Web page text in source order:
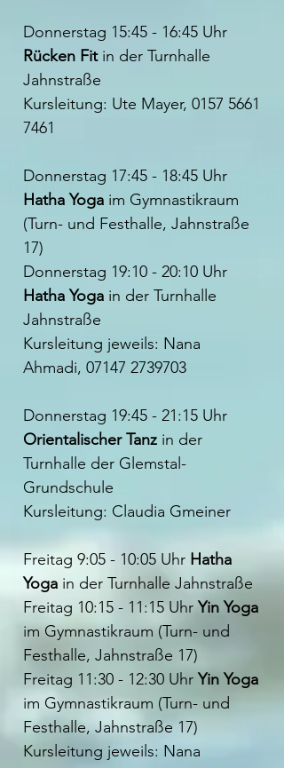
Donnerstag 15:45 - 16:45 Uhr
Rücken Fitin der Turnhalle
Jahnstraße
Kursleitung: Ute Mayer, 0157 5661
7461
Donnerstag 17:45 - 18:45 Uhr
Hatha Yoga im Gymnastikraum
(Turn- und Festhalle, Jahnstraße
17)
Donnerstag 19:10 - 20:10 Uhr
Hatha Yoga in der Turnhalle
Jahnstraße
Kursleitung jeweils: Nana
Ahmadi, 07147 2739703
Donnerstag 19:45 - 21:15 Uhr
Orientalischer Tanz in der
Turnhalle der Glemstal-
Grundschule
Kursleitung: Claudia Gmeiner
Freitag 9:05 - 10:05 Uhr Hatha
Yoga in der Turnhalle Jahnstraße
Freitag 10:15 - 11:15 UhrYin Yoga
im Gymnastikraum (Turn- und
Festhalle, Jahnstraße 17)
Freitag 11:30 - 12:30 UhrYin Yoga
im Gymnastikraum (Turn- und
Festhalle, Jahnstraße 17)
Kursleitung jeweils: Nana